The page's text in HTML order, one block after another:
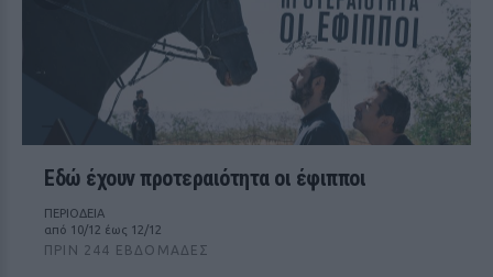
Εδώ έχουν προτεραιότητα οι έφιπποι
ΠΕΡΙΟΔΕΙΑ
από 10/12 έως 12/12
ΠΡΙΝ 244 ΕΒΔΟΜΆΔΕΣ